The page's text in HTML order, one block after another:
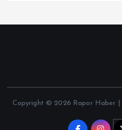
Copyright © 2026 Rapor Haber |